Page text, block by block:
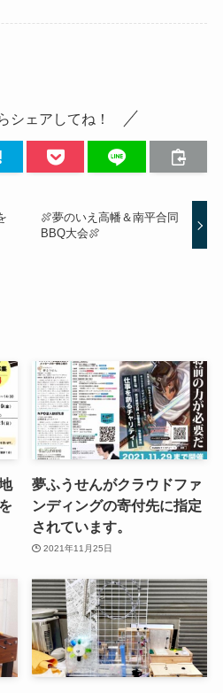
シェアしてね！
🍖夢のいえ高幡＆南平合同
BBQ大会🍖
夢ふうせんがクラウドファ
ンディングの寄付先に指定
されています。
2021年11月25日